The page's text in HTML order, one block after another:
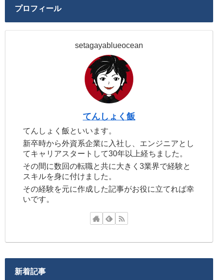
プロフィール
setagayablueocean
てんしょく飯
てんしょく飯といいます。
新卒時から外資系企業に入社し、エンジニアとし
てキャリアスタートして30年以上経ちました。
その間に数回の転職と共に大きく3業界で経験と
スキルを身に付けました。
その経験を元に作成した記事がお役に立てれば幸
いです。
新着記事